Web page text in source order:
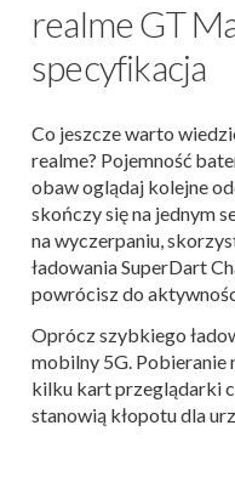
realme GT
specyfikacja
Co jeszcze warto
realme? Pojemność
obaw oglądaj kolejne
skończy się na jednym
na wyczerpaniu,
ładowania SuperDart
powrócisz do
Oprócz szybkiego
mobilny 5G. Pobieranie
kilku kart przeglądarki
stanowią kłopotu dla